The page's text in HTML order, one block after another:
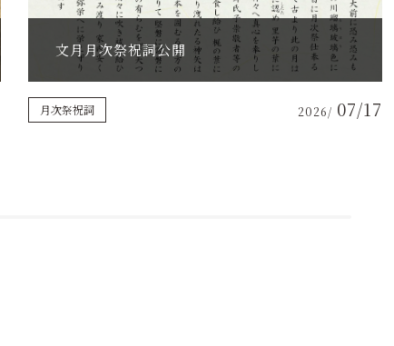
月次祭祝詞 2026/ 07/17
文月月次祭祝詞公開